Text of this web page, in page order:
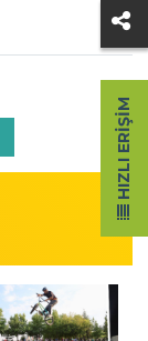
HIZLI ERIŞIM